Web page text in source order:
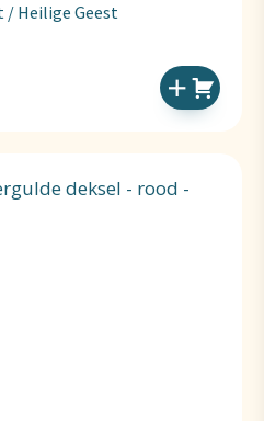
/ Heilige Geest